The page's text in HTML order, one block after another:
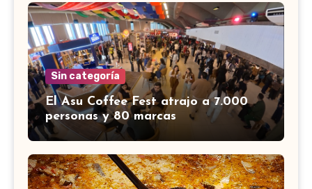
Sin categoría
El Asu Coffee Fest atrajo a 7.000
personas y 80 marcas